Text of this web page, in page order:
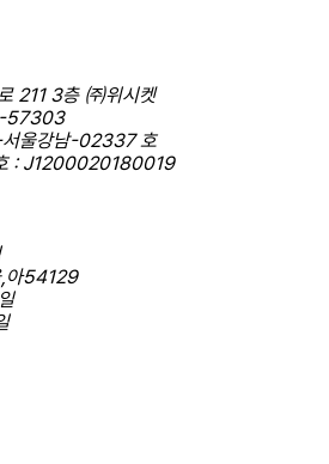
211 3층 ㈜위시켓
57303
울강남-02337 호
: J1200020180019
,아54129